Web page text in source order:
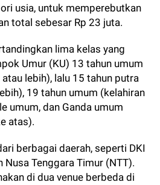
usia, untuk memperebutkan
total sebesar Rp 23 juta.
lima kelas yang
Umur (KU) 13 tahun umum
lebih), lalu 15 tahun putra
19 tahun umum (kelahiran
umum, dan Ganda umum
atas).
berbagai daerah, seperti DKI
Nusa Tenggara Timur (NTT).
di dua venue berbeda di